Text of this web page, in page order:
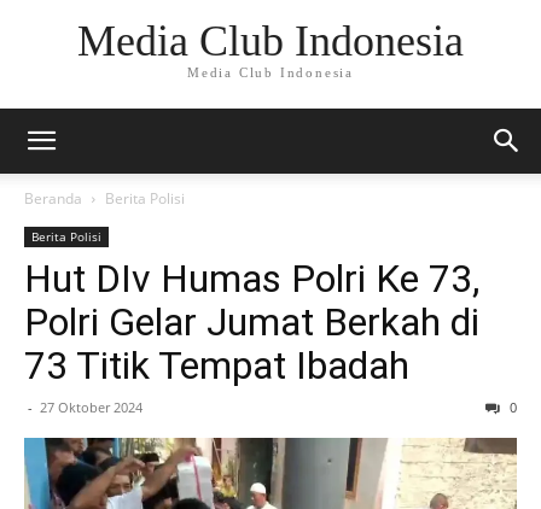
Media Club Indonesia
Media Club Indonesia
Beranda Berita Polisi
Berita Polisi
Hut DIv Humas Polri Ke 73,
Polri Gelar Jumat Berkah di
73 Titik Tempat Ibadah
- 27 Oktober 2024 0